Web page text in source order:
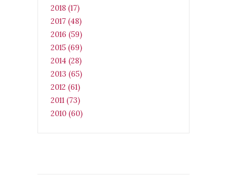
2018 (17)
2017 (48)
2016 (59)
2015 (69)
2014 (28)
2013 (65)
2012 (61)
2011 (73)
2010 (60)